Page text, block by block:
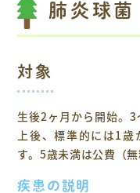
肺炎球菌
対象
生後2ヶ月から開始。
上後、標準的には1
す。5歳未満は公費（無
疾患の説明